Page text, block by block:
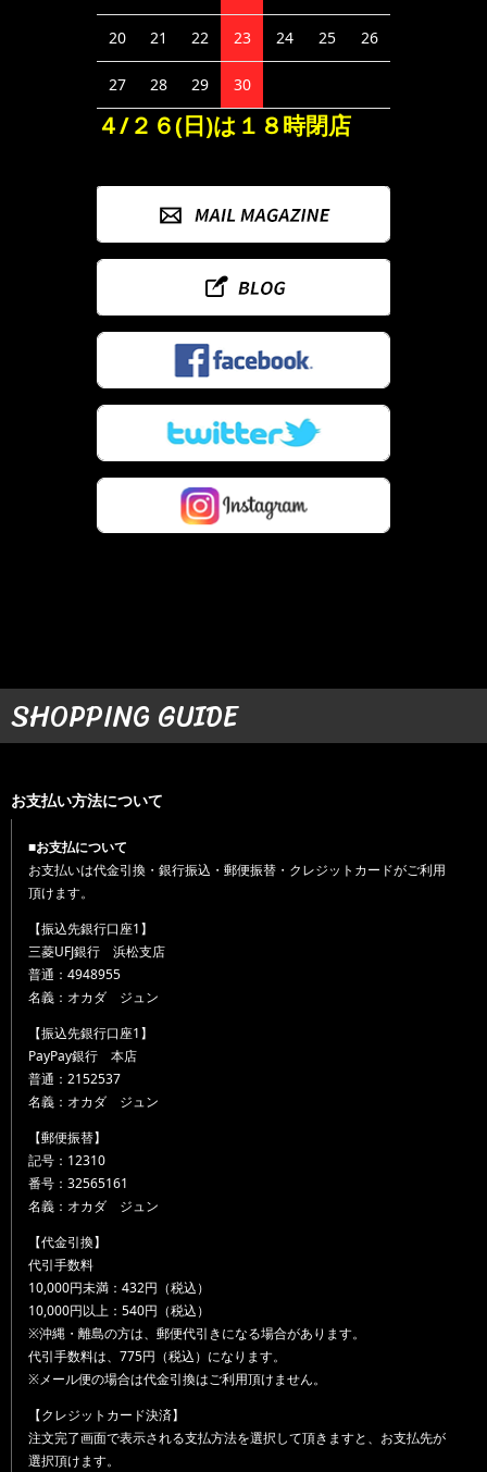
20 21 22 23 24 25 26
27 28 29 30
４/２６(日)は１８時閉店
SHOPPING GUIDE
お支払い方法について
■お支払について
お支払いは代金引換・銀行振込・郵便振替・クレジットカードがご利用
頂けます。
【振込先銀行口座1】
三菱UFJ銀行 浜松支店
普通：4948955
名義：オカダ ジュン
【振込先銀行口座1】
PayPay銀行 本店
普通：2152537
名義：オカダ ジュン
【郵便振替】
記号：12310
番号：32565161
名義：オカダ ジュン
【代金引換】
代引手数料
10,000円未満：432円（税込）
10,000円以上：540円（税込）
※沖縄・離島の方は、郵便代引きになる場合があります。
代引手数料は、775円（税込）になります。
※メール便の場合は代金引換はご利用頂けません。
【クレジットカード決済】
注文完了画面で表示される支払方法を選択して頂きますと、お支払先が
選択頂けます。